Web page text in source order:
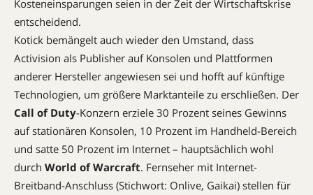
Kosteneinsparungen seien in der Zeit der Wirtschaftskrise
entscheidend.
Kotick bemängelt auch wieder den Umstand, dass
Activision als Publisher auf Konsolen und Plattformen
anderer Hersteller angewiesen sei und hofft auf künftige
Technologien, um größere Marktanteile zu erschließen. Der
Call of Duty-Konzern erziele 30 Prozent seines Gewinns
auf stationären Konsolen, 10 Prozent im Handheld-Bereich
und satte 50 Prozent im Internet – hauptsächlich wohl
durch World of Warcraft. Fernseher mit Internet-
Breitband-Anschluss (Stichwort: Onlive, Gaikai) stellen für